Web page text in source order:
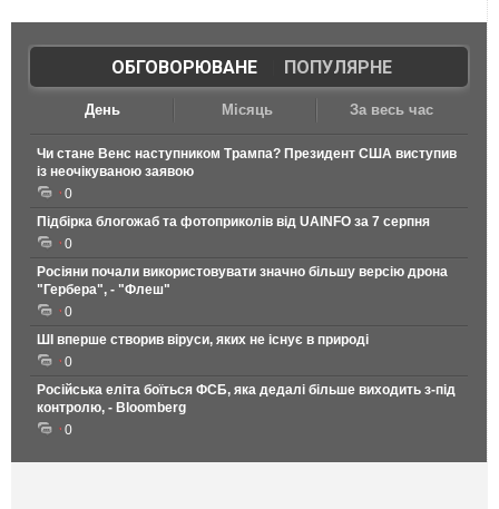
ОБГОВОРЮВАНЕ| ПОПУЛЯРНЕ
День Місяць За весь час
Чи стане Венс наступником Трампа? Президент США виступив
із неочікуваною заявою
0
Підбірка блогожаб та фотоприколів від UAINFO за 7 серпня
0
Росіяни почали використовувати значно більшу версію дрона
"Гербера", - "Флеш"
0
ШІ вперше створив віруси, яких не існує в природі
0
Російська еліта боїться ФСБ, яка дедалі більше виходить з-під
контролю, - Bloomberg
0